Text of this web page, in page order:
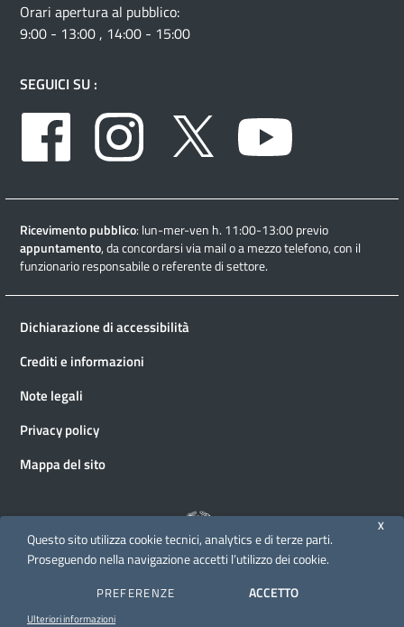
Orari apertura al pubblico:
9:00 - 13:00 , 14:00 - 15:00
SEGUICI SU :
Facebook
Instagram Twitter
Ricevimento pubblico: lun-mer-ven h. 11:00-13:00 previo
appuntamento, da concordarsi via mail o a mezzo telefono, con il
funzionario responsabile o referente di settore.
© 2026 Direzione generale Cinema e audiovisivo
Dichiarazione di accessibilità
Crediti e informazioni
Note legali
Privacy policy
Mappa del sito
X
Questo sito utilizza cookie tecnici, analytics e di terze parti.
Proseguendo nella navigazione accetti l’utilizzo dei cookie.
PREFERENZE ACCETTO
Ulteriori informazioni